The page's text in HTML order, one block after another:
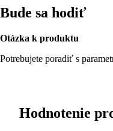
Bude sa hodiť
Otázka k produktu
Potrebujete poradiť s
Hodnotenie